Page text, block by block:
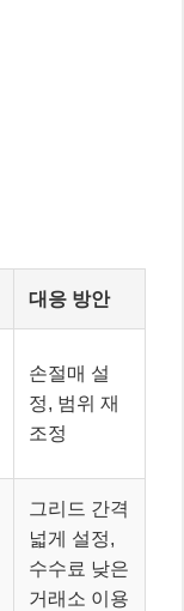
대응 방안
손절매 설
정, 범위 재
조정
그리드 간격
넓게 설정,
수수료 낮은
거래소 이용